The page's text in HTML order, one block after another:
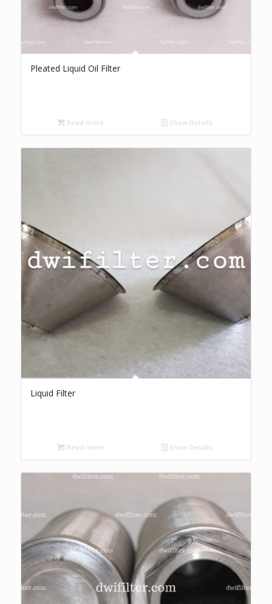
Pleated Liquid Oil Filter
Read more Show Details
Liquid Filter
Read more Show Details